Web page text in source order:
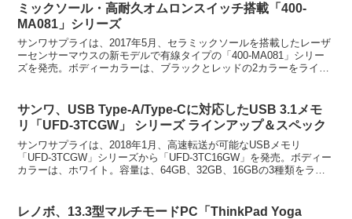
ミックソール・高耐久オムロンスイッチ搭載「400-
MA081」シリーズ
サンワサプライは、2017年5月、セラミックソールを搭載したレーザ
ーセンサーマウスの新モデルで有線タイプの「400-MA081」シリー
ズを発売。ボディーカラーは、ブラックとレッドの2カラーをライン
サンワ、USB Type-A/Type-Cに対応したUSB 3.1メモ
リ「UFD-3TCGW」 シリーズ ラインアップ＆スペック
サンワサプライは、2018年1月、高速転送が可能なUSBメモリ
「UFD-3TCGW」シリーズから「UFD-3TC16GW」を発売。ボディー
カラーは、ホワイト。容量は、64GB、32GB、16GBの3種類をライ
レノボ、13.3型マルチモードPC「ThinkPad Yoga